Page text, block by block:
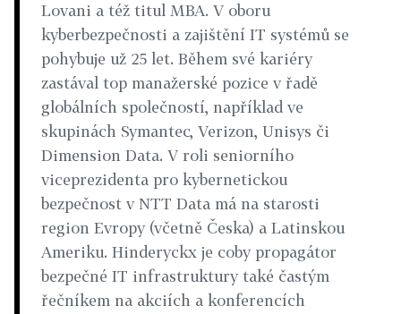
Lovani a též titul MBA. V oboru
kyberbezpečnosti a zajištění IT systémů se
pohybuje už 25 let. Během své kariéry
zastával top manažerské pozice v řadě
globálních společností, například ve
skupinách Symantec, Verizon, Unisys či
Dimension Data. V roli seniorního
viceprezidenta pro kybernetickou
bezpečnost v NTT Data má na starosti
region Evropy (včetně Česka) a Latinskou
Ameriku. Hinderyckx je coby propagátor
bezpečné IT infrastruktury také častým
řečníkem na akciích a konferencích